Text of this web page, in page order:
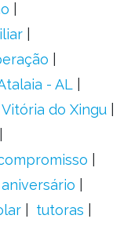
- AL
Vitória do Xingu
aniversário
tutoras